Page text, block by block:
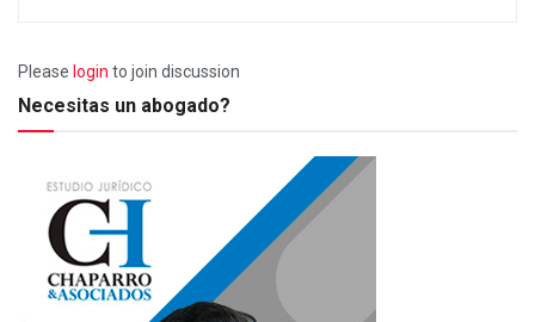
Please login to join discussion
Necesitas un abogado?